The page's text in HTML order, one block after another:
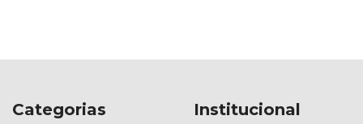
Categorias Institucional